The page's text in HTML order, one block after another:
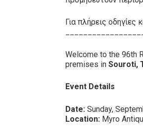
Για πλήρεις
Welcome to the 96th
premises in Souroti,
Event Details
Date: Sunday,
Location: Myro